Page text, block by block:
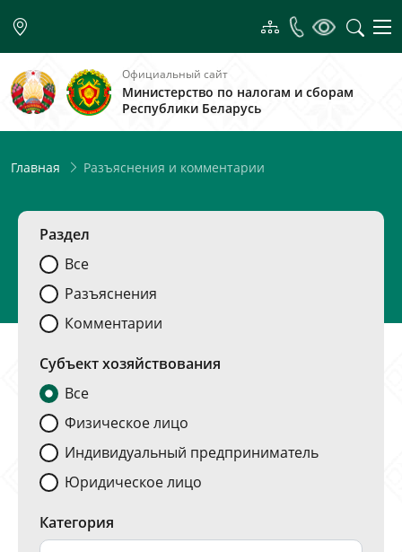
Официальный сайт
Министерство по налогам и сборам
Республики Беларусь
Главная Разъяснения и комментарии
Раздел
Все
Разъяснения
Комментарии
Субъект хозяйствования
Все
Физическое лицо
Индивидуальный предприниматель
Юридическое лицо
Категория